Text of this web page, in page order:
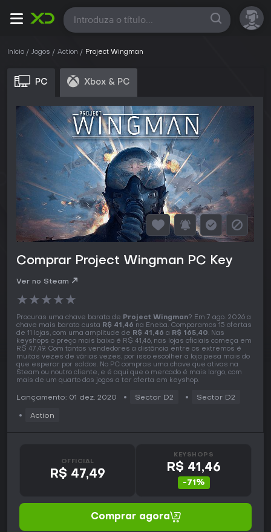
Todas
Início Jogos Action Project Wingman
PC Xbox & PC
Comprar Project Wingman PC Key
Ver no Steam
★★★★★
Procuras uma chave barata de Project Wingman? Em 7 ago. 2026 a
chave mais barata custa R$ 41,46 na Eneba. Comparamos 15 ofertas
de 11 lojas, com uma amplitude de R$ 41,46 a R$ 165,40. Nas
keyshops o preço mais baixo é R$ 41,46, nas lojas oficiais começa em
R$ 47,49. Com tantos vendedores a distância entre os extremos é
muitas vezes de várias vezes, por isso escolher a loja pesa mais do
que esperar por saldos. No PC compras uma chave que ativas na
Steam ou noutro cliente, e é aqui que o mercado é mais largo, com
mais de um quarto dos jogos a ter oferta em keyshop.
Lançamento: 01 dez. 2020 Sector D2 Sector D2
Action
OFFICIAL
R$ 47,49
KEYSHOPS
R$ 41,46
-71%
Comprar agora